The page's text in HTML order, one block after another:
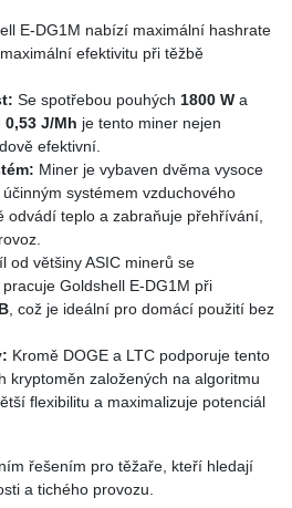
E-DG1M nabízí maximální hashrate
maximální efektivitu při těžbě
Se spotřebou pouhých 1800 W a
0,53 J/Mh je tento miner nejen
efektivní.
Miner je vybaven dvěma vysoce
systémem vzduchového
odvádí teplo a zabraňuje přehřívání,
od většiny ASIC minerů se
Goldshell E-DG1M při
, což je ideální pro domácí použití bez
Kromě DOGE a LTC podporuje tento
kryptoměn založených na algoritmu
flexibilitu a maximalizuje potenciál
řešením pro těžaře, kteří hledají
a tichého provozu.